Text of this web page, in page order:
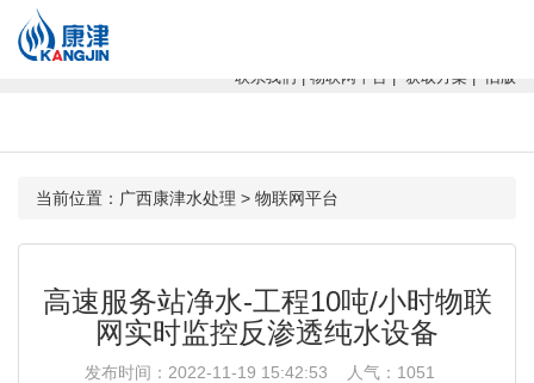
康津水处理：专注软化水设备、反渗透设备、超滤设备、一体化净水设
备！
联系我们 | 物联网平台 | 获取方案 | 旧版
当前位置： 广西康津水处理 > 物联网平台
高速服务站净水-工程10吨/小时物联
网实时监控反渗透纯水设备
发布时间：2022-11-19 15:42:53 人气： 1051